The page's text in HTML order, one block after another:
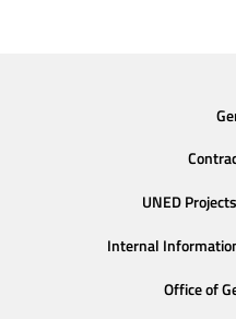
UNED
Internal
Office of